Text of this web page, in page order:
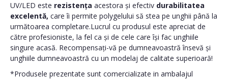
UV/LED este rezistența acestora și efectiv durabilitatea
excelentă, care îi permite polygelului să stea pe unghii până la
următoarea completare.Lucrul cu produsul este apreciat de
către profesioniste, la fel ca și de cele care își fac unghiile
singure acasă. Recompensați-vă pe dumneavoastră însevă și
unghiile dumneavoastră cu un modelaj de calitate superioară!
*Produsele prezentate sunt comercializate in ambalajul